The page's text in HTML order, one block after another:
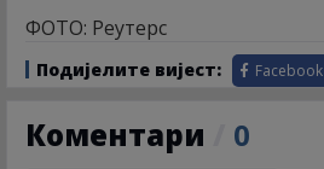
ФОТО: Реутерс
Подијелите вијест: Facebook
Коментари 0